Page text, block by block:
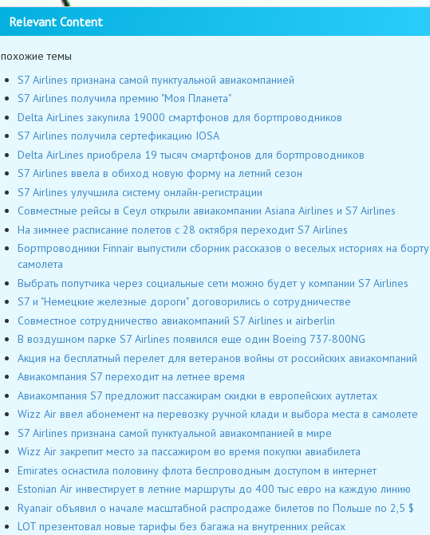
Relevant Content
похожие темы
S7 Airlines признана самой пунктуальной авиакомпанией
S7 Airlines получила премию "Моя Планета"
Delta AirLines закупила 19000 смартфонов для бортпроводников
S7 Airlines получила сертефикацию IOSA
Delta AirLines приобрела 19 тысяч смартфонов для бортпроводников
S7 Airlines ввела в обиход новую форму на летний сезон
S7 Airlines улучшила систему онлайн-регистрации
Совместные рейсы в Сеул открыли авиакомпании Asiana Airlines и S7 Airlines
На зимнее расписание полетов с 28 октября переходит S7 Airlines
Бортпроводники Finnair выпустили сборник рассказов о веселых историях на борту
самолета
Выбрать попутчика через социальные сети можно будет у компании S7 Airlines
S7 и "Немецкие железные дороги" договорились о сотрудничестве
Совместное сотрудничество авиакомпаний S7 Airlines и airberlin
В воздушном парке S7 Airlines появился еще один Boeing 737-800NG
Акция на бесплатный перелет для ветеранов войны от российских авиакомпаний
Авиакомпания S7 переходит на летнее время
Авиакомпания S7 предложит пассажирам скидки в европейских аутлетах
Wizz Air ввел абонемент на перевозку ручной клади и выбора места в самолете
S7 Airlines признана самой пунктуальной авиакомпанией в мире
Wizz Air закрепит место за пассажиром во время покупки авиабилета
Emirates оснастила половину флота беспроводным доступом в интернет
Estonian Air инвестирует в летние маршруты до 400 тыс евро на каждую линию
Ryanair объявил о начале масштабной распродаже билетов по Польше по 2,5 $
LOT презентовал новые тарифы без багажа на внутренних рейсах